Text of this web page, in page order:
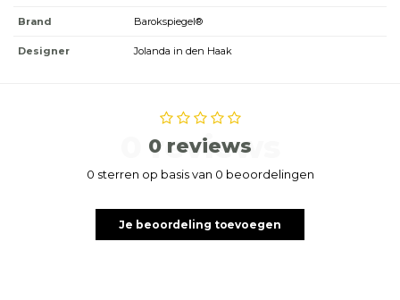
Brand Barokspiegel®
Designer Jolanda in den Haak
0 reviews
0 reviews
0 sterren op basis van 0 beoordelingen
Je beoordeling toevoegen